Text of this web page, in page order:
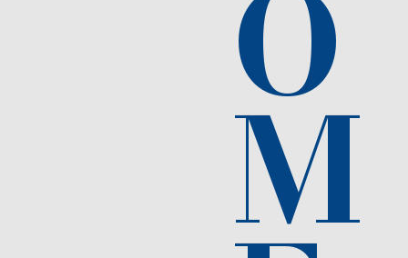
M
Conformément à la loi française et aux
officiel de Benjamin Locreille – Auteur Publié
les utilisateurs, y compris les personnes en
Niveau de conformité
Ce site suit les recommandations du Référentiel
(RGAA) et les Web Content Accessibility
fonctionnalités ou certains contenus peuvent ne
Contenus non accessibles